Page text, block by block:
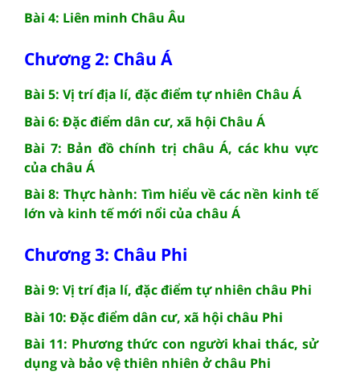
Bài 4: Liên minh Châu Âu
Chương 2: Châu Á
Bài 5: Vị trí địa lí, đặc điểm tự nhiên Châu Á
Bài 6: Đặc điểm dân cư, xã hội Châu Á
Bài 7: Bản đồ chính trị châu Á, các khu vực
của châu Á
Bài 8: Thực hành: Tìm hiểu về các nền kinh tế
lớn và kinh tế mới nổi của châu Á
Chương 3: Châu Phi
Bài 9: Vị trí địa lí, đặc điểm tự nhiên châu Phi
Bài 10: Đặc điểm dân cư, xã hội châu Phi
Bài 11: Phương thức con người khai thác, sử
dụng và bảo vệ thiên nhiên ở châu Phi